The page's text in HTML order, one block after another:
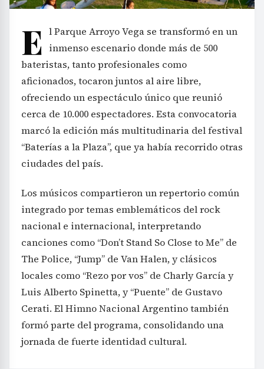
E l Parque Arroyo Vega se transformó en un
inmenso escenario donde más de 500
bateristas, tanto profesionales como
aficionados, tocaron juntos al aire libre,
ofreciendo un espectáculo único que reunió
cerca de 10.000 espectadores. Esta convocatoria
marcó la edición más multitudinaria del festival
“Baterías a la Plaza”, que ya había recorrido otras
ciudades del país.
Los músicos compartieron un repertorio común
integrado por temas emblemáticos del rock
nacional e internacional, interpretando
canciones como “Don’t Stand So Close to Me” de
The Police, “Jump” de Van Halen, y clásicos
locales como “Rezo por vos” de Charly García y
Luis Alberto Spinetta, y “Puente” de Gustavo
Cerati. El Himno Nacional Argentino también
formó parte del programa, consolidando una
jornada de fuerte identidad cultural.